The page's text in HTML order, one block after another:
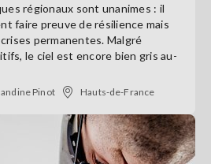
régionaux sont unanimes : il
faire preuve de résilience mais
permanentes. Malgré
le ciel est encore bien gris au-
Pinot Hauts-de-France